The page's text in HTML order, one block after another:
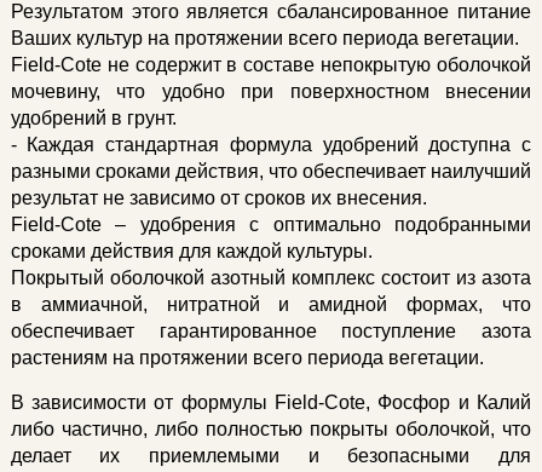
Результатом этого является сбалансированное питание
Ваших культур на протяжении всего периода вегетации.
Field-Cote не содержит в составе непокрытую оболочкой
мочевину, что удобно при поверхностном внесении
удобрений в грунт.
- Каждая стандартная формула удобрений доступна с
разными сроками действия, что обеспечивает наилучший
результат не зависимо от сроков их внесения.
Field-Cote – удобрения с оптимально подобранными
сроками действия для каждой культуры.
Покрытый оболочкой азотный комплекс состоит из азота
в аммиачной, нитратной и амидной формах, что
обеспечивает гарантированное поступление азота
растениям на протяжении всего периода вегетации.
В зависимости от формулы Field-Cote, Фосфор и Калий
либо частично, либо полностью покрыты оболочкой, что
делает их приемлемыми и безопасными для